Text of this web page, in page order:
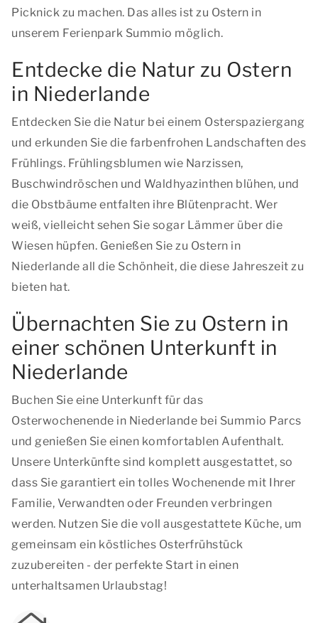
Picknick zu machen. Das alles ist zu Ostern in
unserem Ferienpark Summio möglich.
Entdecke die Natur zu Ostern
in Niederlande
Entdecken Sie die Natur bei einem Osterspaziergang
und erkunden Sie die farbenfrohen Landschaften des
Frühlings. Frühlingsblumen wie Narzissen,
Buschwindröschen und Waldhyazinthen blühen, und
die Obstbäume entfalten ihre Blütenpracht. Wer
weiß, vielleicht sehen Sie sogar Lämmer über die
Wiesen hüpfen. Genießen Sie zu Ostern in
Niederlande all die Schönheit, die diese Jahreszeit zu
bieten hat.
Übernachten Sie zu Ostern in
einer schönen Unterkunft in
Niederlande
Buchen Sie eine Unterkunft für das
Osterwochenende in Niederlande bei Summio Parcs
und genießen Sie einen komfortablen Aufenthalt.
Unsere Unterkünfte sind komplett ausgestattet, so
dass Sie garantiert ein tolles Wochenende mit Ihrer
Familie, Verwandten oder Freunden verbringen
werden. Nutzen Sie die voll ausgestattete Küche, um
gemeinsam ein köstliches Osterfrühstück
zuzubereiten - der perfekte Start in einen
unterhaltsamen Urlaubstag!